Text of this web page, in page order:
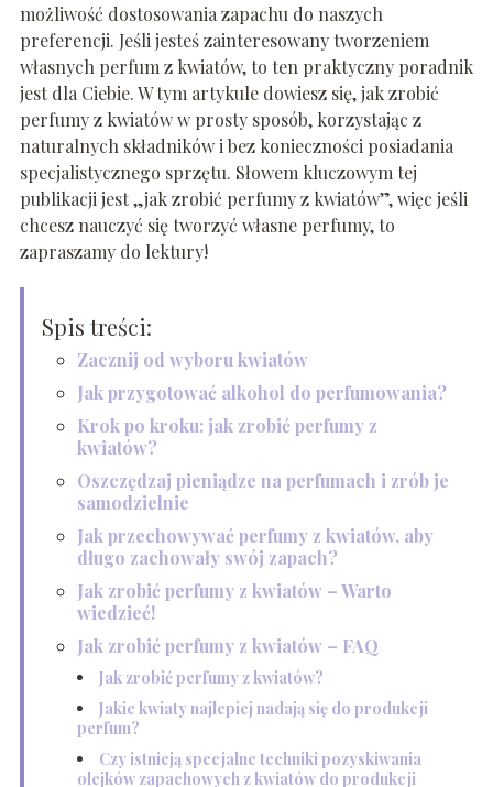
możliwość dostosowania zapachu do naszych
preferencji. Jeśli jesteś zainteresowany tworzeniem
własnych perfum z kwiatów, to ten praktyczny poradnik
jest dla Ciebie. W tym artykule dowiesz się, jak zrobić
perfumy z kwiatów w prosty sposób, korzystając z
naturalnych składników i bez konieczności posiadania
specjalistycznego sprzętu. Słowem kluczowym tej
publikacji jest „jak zrobić perfumy z kwiatów”, więc jeśli
chcesz nauczyć się tworzyć własne perfumy, to
zapraszamy do lektury!
Spis treści:
Zacznij od wyboru kwiatów
Jak przygotować alkohol do perfumowania?
Krok po kroku: jak zrobić perfumy z
kwiatów?
Oszczędzaj pieniądze na perfumach i zrób je
samodzielnie
Jak przechowywać perfumy z kwiatów, aby
długo zachowały swój zapach?
Jak zrobić perfumy z kwiatów – Warto
wiedzieć!
Jak zrobić perfumy z kwiatów – FAQ
Jak zrobić perfumy z kwiatów?
Jakie kwiaty najlepiej nadają się do produkcji
perfum?
Czy istnieją specjalne techniki pozyskiwania
olejków zapachowych z kwiatów do produkcji